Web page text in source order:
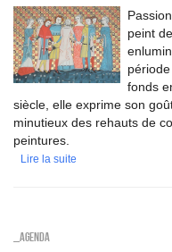
peint
fonds
siècle, elle exprime son
minutieux des rehauts de
peintures.
Lire la suite
_Agenda